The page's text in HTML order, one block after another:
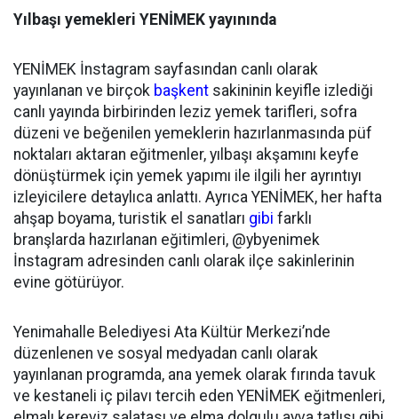
Yılbaşı yemekleri YENİMEK yayınında
YENİMEK İnstagram sayfasından canlı olarak
yayınlanan ve birçok başkent sakininin keyifle izlediği
canlı yayında birbirinden leziz yemek tarifleri, sofra
düzeni ve beğenilen yemeklerin hazırlanmasında püf
noktaları aktaran eğitmenler, yılbaşı akşamını keyfe
dönüştürmek için yemek yapımı ile ilgili her ayrıntıyı
izleyicilere detaylıca anlattı. Ayrıca YENİMEK, her hafta
ahşap boyama, turistik el sanatları gibi farklı
branşlarda hazırlanan eğitimleri, @ybyenimek
İnstagram adresinden canlı olarak ilçe sakinlerinin
evine götürüyor.
Yenimahalle Belediyesi Ata Kültür Merkezi’nde
düzenlenen ve sosyal medyadan canlı olarak
yayınlanan programda, ana yemek olarak fırında tavuk
ve kestaneli iç pilavı tercih eden YENİMEK eğitmenleri,